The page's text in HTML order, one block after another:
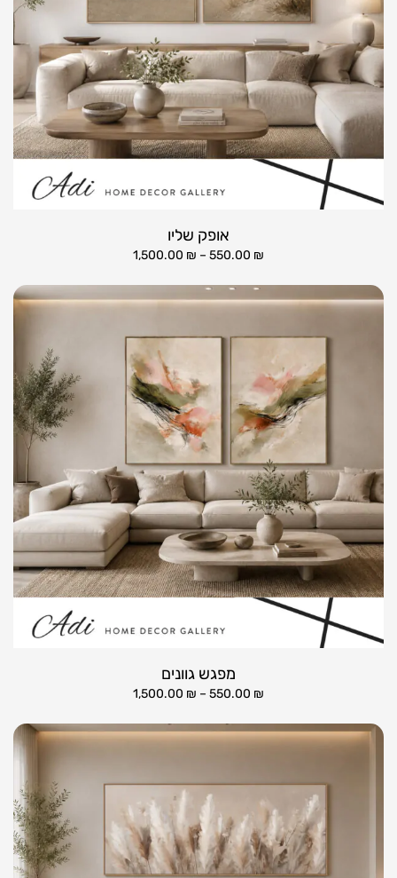
אופק שליו
550.00 ₪
–
1,500.00 ₪
מפגש גוונים
550.00 ₪
–
1,500.00 ₪